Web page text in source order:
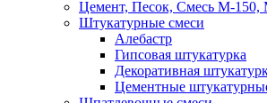
Цемент, Песок, Смесь М-
Штукатурные смеси
Алебастр
Гипсовая штукатурка
Декоративная
Цементные